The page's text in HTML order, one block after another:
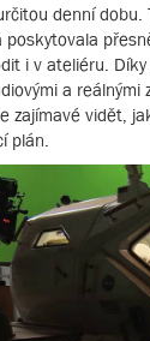
denní dobu.
poskytovala
i v ateliéru.
a reálnými
zajímavé vidět,
plán.